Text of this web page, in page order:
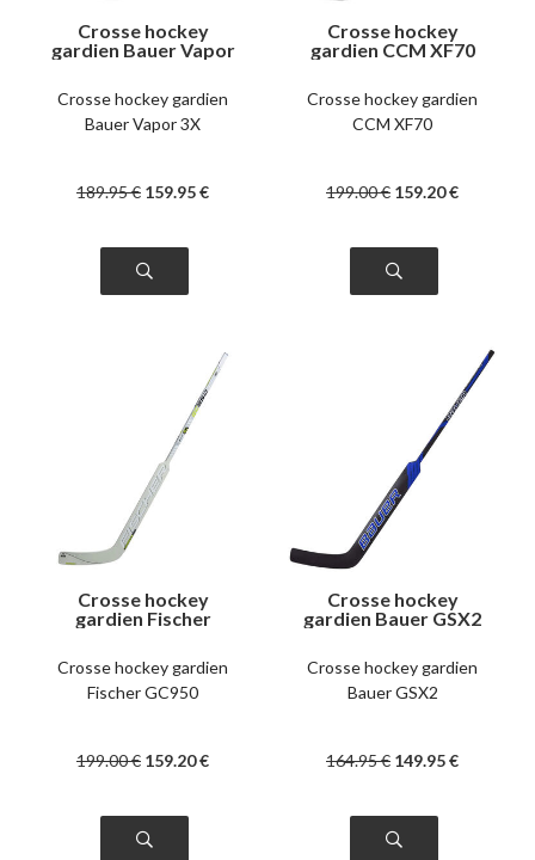
Crosse hockey
gardien Bauer Vapor
Crosse hockey gardien
Bauer Vapor 3X
189.95€ 159.95€
Crosse hockey
gardien CCM XF70
Crosse hockey gardien
CCM XF70
199.00€ 159.20€
Crosse hockey
gardien Fischer
Crosse hockey gardien
Fischer GC950
199.00€ 159.20€
Crosse hockey
gardien Bauer GSX2
Crosse hockey gardien
Bauer GSX2
164.95€ 149.95€